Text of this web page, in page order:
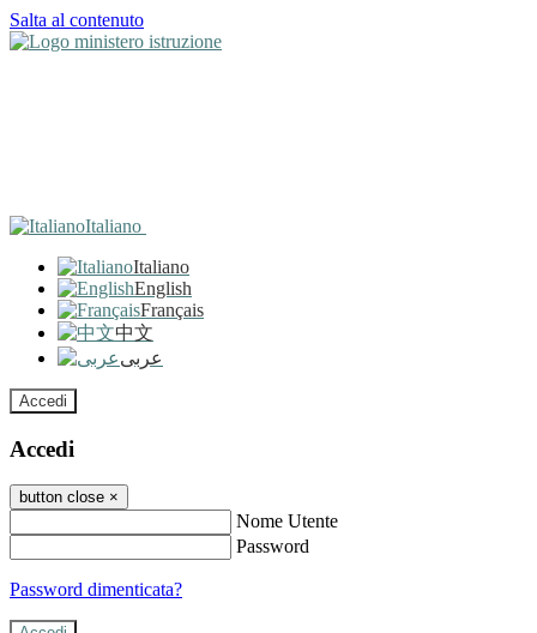
Salta al contenuto
Italiano
Italiano
English
Français
中文
عربى
Accedi
Accedi
button close ×
Nome Utente
Password
Password dimenticata?